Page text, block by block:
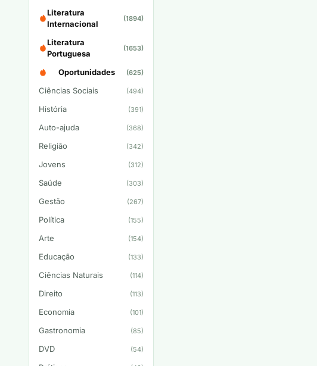
Literatura
Internacional
(1894)
Literatura
Portuguesa
(1653)
Oportunidades (625)
Ciências Sociais (494)
História (391)
Auto-ajuda (368)
Religião (342)
Jovens (312)
Saúde (303)
Gestão (267)
Política (155)
Arte (154)
Educação (133)
Ciências Naturais (114)
Direito (113)
Economia (101)
Gastronomia (85)
DVD (54)